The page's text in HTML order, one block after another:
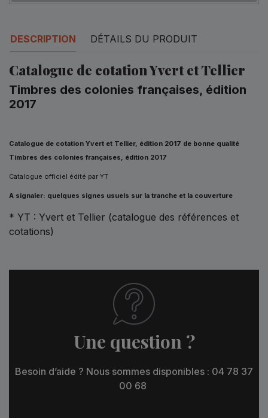
DESCRIPTION DÉTAILS DU PRODUIT
Catalogue de cotation Yvert et Tellier
Timbres des colonies françaises, édition
2017
Catalogue de cotation Yvert et Tellier, édition 2017 de bonne qualité
Timbres des colonies françaises, édition 2017
Catalogue officiel édité par YT
A signaler: quelques signes usuels sur la tranche et la couverture
* YT : Yvert et Tellier (catalogue des références et
cotations)
Une question ?
Besoin d’aide ? Nous sommes disponibles : 04 78 37
00 68